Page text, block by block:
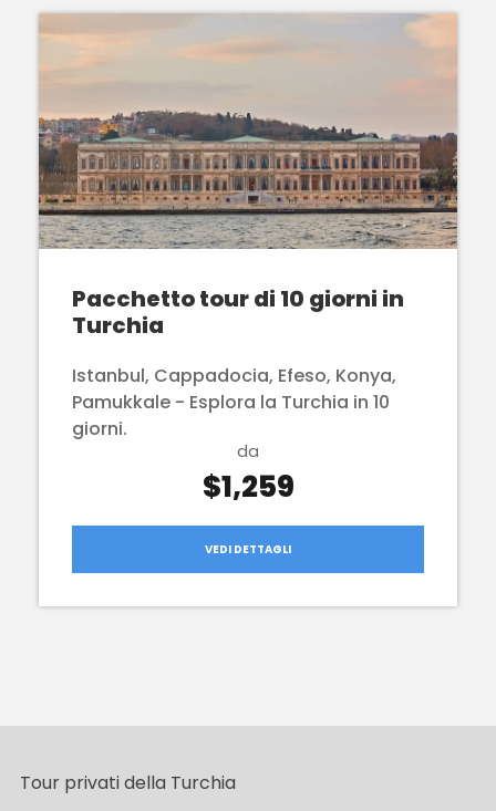
Pacchetto tour di 10 giorni in
Turchia
Istanbul, Cappadocia, Efeso, Konya,
Pamukkale - Esplora la Turchia in 10
giorni.
da
$1,259
VEDI DETTAGLI
Tour privati della Turchia